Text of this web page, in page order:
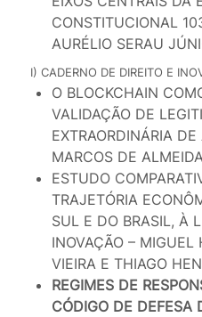
CONSTITUCIONAL
AURÉLIO SERAU
I) CADERNO DE DIREITO E
O BLOCKCHAIN
VALIDAÇÃO DE
EXTRAORDINÁRIA
MARCOS DE
ESTUDO
TRAJETÓRIA
SUL E DO BRASIL, À
INOVAÇÃO – MIGUEL
VIEIRA E THIAGO
REGIMES DE
CÓDIGO DE DEFESA